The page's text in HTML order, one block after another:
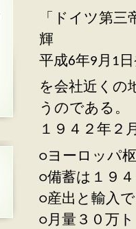
「ドイツ第
輝
平成6年9月1
を会社近くの
うのである。
１９４２年２
○ヨーロッパ
○備蓄は１９
○産出と輸入
○月量３０万